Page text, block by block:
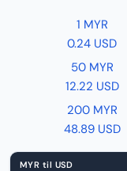
1 MYR
0.24 USD
50 MYR
12.22 USD
200 MYR
48.89 USD
MYR til USD